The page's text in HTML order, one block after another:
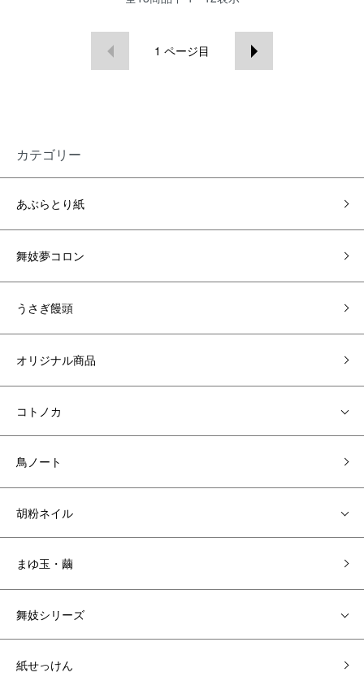
1 ページ目
カテゴリー
あぶらとり紙
舞妓夢コロン
うさぎ饅頭
オリジナル商品
コトノカ
鳥ノート
胡粉ネイル
まゆ玉・繭
舞妓シリーズ
紙せっけん